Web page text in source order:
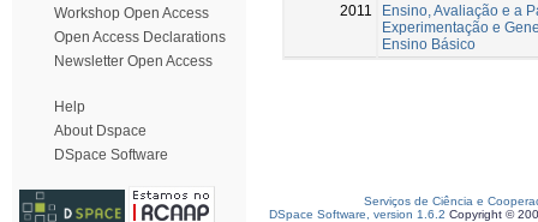
Workshop Open Access
Open Access Declarations
Newsletter Open Access
Help
About Dspace
DSpace Software
2011
Ensino, Avaliação e a
Experimentação e
Ensino Básico
Serviços de Ciência e
DSpace Software, version 1.6.2 Copyright ©